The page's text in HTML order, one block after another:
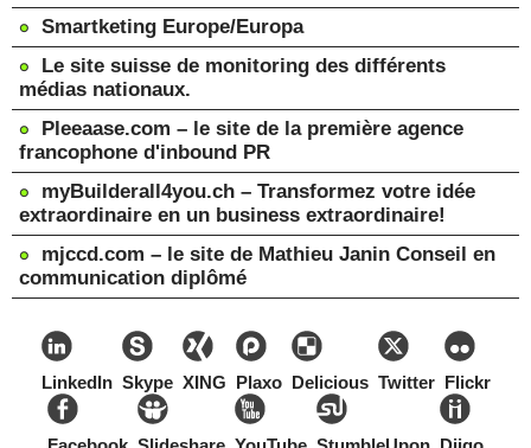
Smartketing Europe/Europa
Le site suisse de monitoring des différents
médias nationaux.
Pleeaase.com – le site de la première agence
francophone d'inbound PR
myBuilderall4you.ch – Transformez votre idée
extraordinaire en un business extraordinaire!
mjccd.com – le site de Mathieu Janin Conseil en
communication diplômé
LinkedIn Skype XING Plaxo Delicious Twitter Flickr